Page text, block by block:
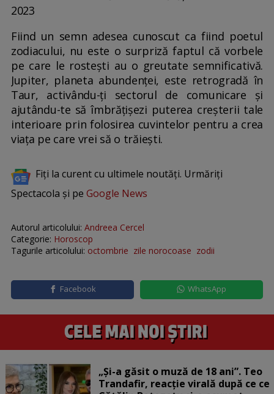
2023
Fiind un semn adesea cunoscut ca fiind poetul
zodiacului, nu este o surpriză faptul că vorbele
pe care le rostești au o greutate semnificativă.
Jupiter, planeta abundenței, este retrogradă în
Taur, activându-ți sectorul de comunicare și
ajutându-te să îmbrățișezi puterea creșterii tale
interioare prin folosirea cuvintelor pentru a crea
viața pe care vrei să o trăiești.
Fiți la curent cu ultimele noutăți. Urmăriți
Spectacola și pe Google News
Autorul articolului: Andreea Cercel
Categorie: Horoscop
Tagurile articolului: octombrie zile norocoase zodii
Facebook WhatsApp
„Și-a găsit o muză de 18 ani”. Teo
Trandafir, reacție virală după ce ce